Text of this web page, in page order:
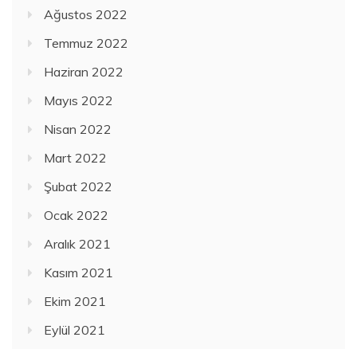
Ağustos 2022
Temmuz 2022
Haziran 2022
Mayıs 2022
Nisan 2022
Mart 2022
Şubat 2022
Ocak 2022
Aralık 2021
Kasım 2021
Ekim 2021
Eylül 2021